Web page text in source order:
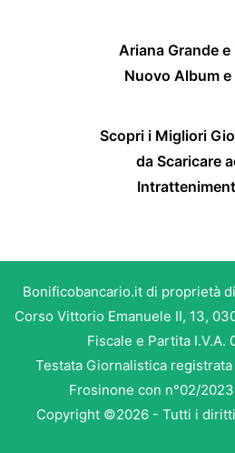
Ariana Grande e
Nuovo Album
Scopri i Migliori
da Scaricare
Bonificobancario.it di proprietà
Corso Vittorio Emanuele II, 13,
Fiscale e Partita I.V.A.
Testata Giornalistica
Frosinone con n°02/
Copyright ©2026 - Tutti i